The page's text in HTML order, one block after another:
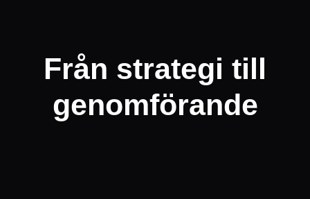
Från strategi till
genomförande